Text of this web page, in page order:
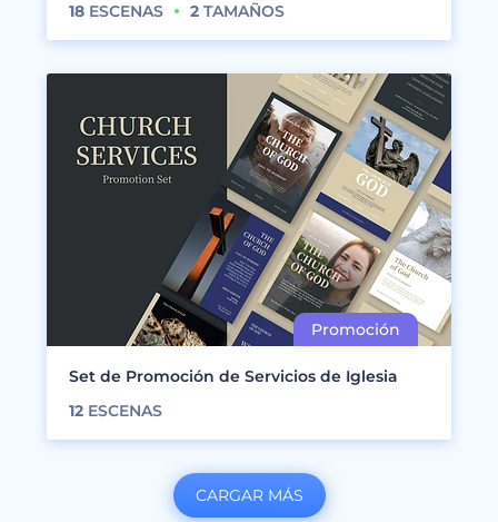
18 ESCENAS 2 TAMAÑOS
Set de Promoción de Servicios de Iglesia
12 ESCENAS
CARGAR MÁS